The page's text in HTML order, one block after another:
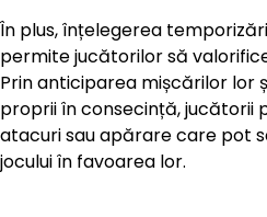
În plus, înțelegerea
permite jucătorilor să
Prin anticiparea mișcărilor lor
proprii în consecință, jucătorii
atacuri sau apărare care pot
jocului în favoarea lor.